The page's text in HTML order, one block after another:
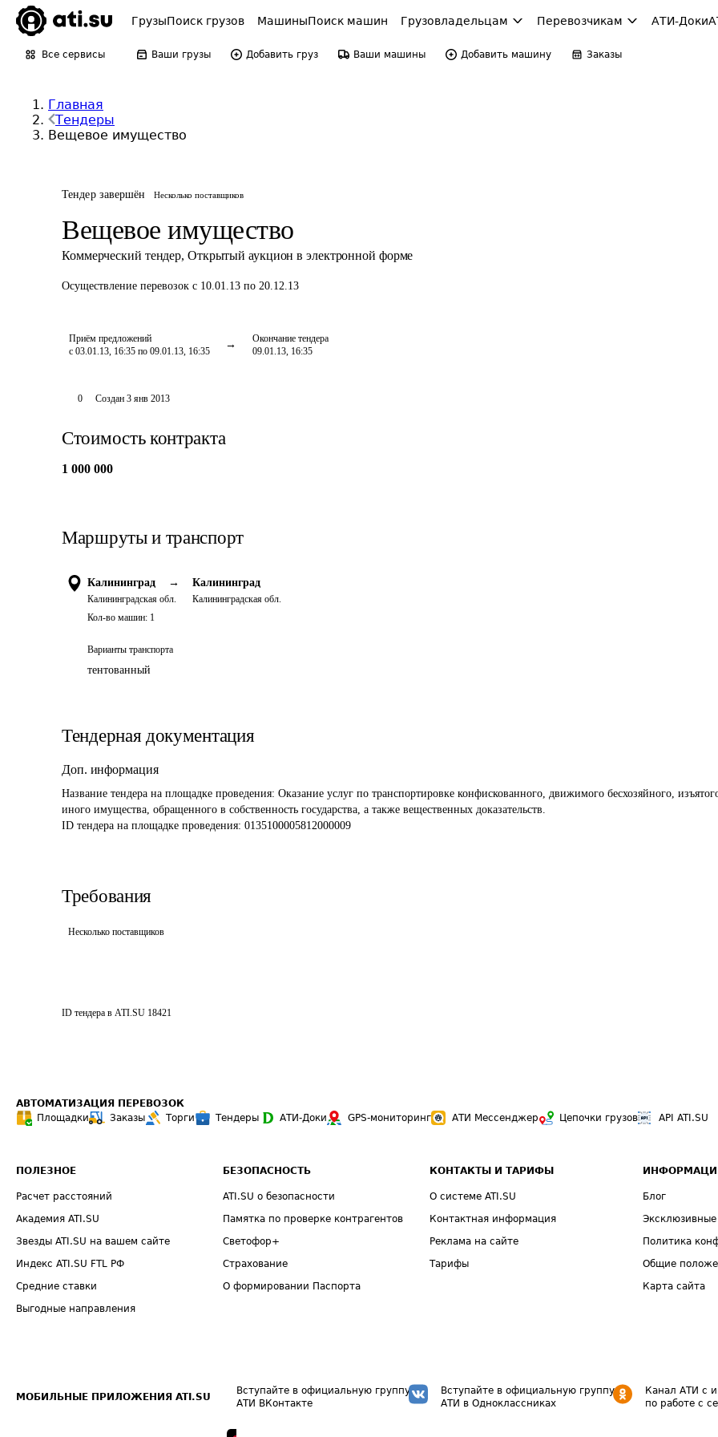
ГрузыПоиск грузов МашиныПоиск машин Грузовладельцам Перевозчикам АТИ-Доки
Все сервисы Ваши грузы Добавить груз Ваши машины Добавить машину Заказы
Главная
Тендеры
Вещевое имущество
Тендер завершён Несколько поставщиков
Вещевое имущество
Коммерческий тендер, Открытый аукцион в электронной форме
Осуществление перевозок с 10.01.13 по 20.12.13
Приём предложений
с 03.01.13, 16:35 по 09.01.13, 16:35
Окончание тендера
09.01.13, 16:35
0 Создан 3 янв 2013
Стоимость контракта
1 000 000
Маршруты и транспорт
Калининград →
Калининградская обл.
Калининград
Калининградская обл.
Кол-во машин: 1
Варианты транспорта
тентованный
Тендерная документация
Доп. информация
Название тендера на площадке проведения: Оказание услуг по транспортировке конфискованного, движимого бесхозяйного,
иного имущества, обращенного в собственность государства, а также вещественных доказательств.
ID тендера на площадке проведения: 0135100005812000009
Требования
Несколько поставщиков
ID тендера в ATI.SU 18421
АВТОМАТИЗАЦИЯ ПЕРЕВОЗОК
Площадки
Заказы Торги Тендеры АТИ-Доки GPS-мониторинг АТИ Мессенджер Цепочки грузов API ATI.SU
ПОЛЕЗНОЕ
Расчет расстояний
Академия ATI.SU
Звезды ATI.SU на вашем сайте
Индекс ATI.SU FTL РФ
Средние ставки
Выгодные направления
БЕЗОПАСНОСТЬ
ATI.SU о безопасности
Памятка по проверке контрагентов
Светофор+
Страхование
О формировании Паспорта
КОНТАКТЫ И ТАРИФЫ
О системе ATI.SU
Контактная информация
Реклама на сайте
Тарифы
Блог
Политика
Общие
Карта сайта
МОБИЛЬНЫЕ ПРИЛОЖЕНИЯ ATI.SU
Вступайте в официальную группу
АТИ ВКонтакте
Вступайте в официальную группу
АТИ в Одноклассниках
Канал АТИ с
по работе с